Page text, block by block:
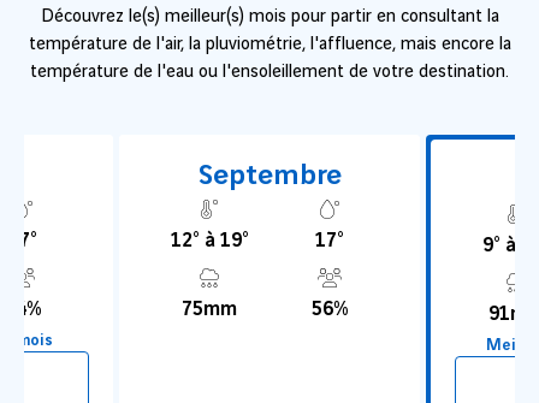
Découvrez le(s) meilleur(s) mois pour partir en consultant la
température de l'air, la pluviométrie, l'affluence, mais encore la
température de l'eau ou l'ensoleillement de votre destination.
17°
64%
mois
Septembre
12° à 19° 17°
75mm 56%
9° à